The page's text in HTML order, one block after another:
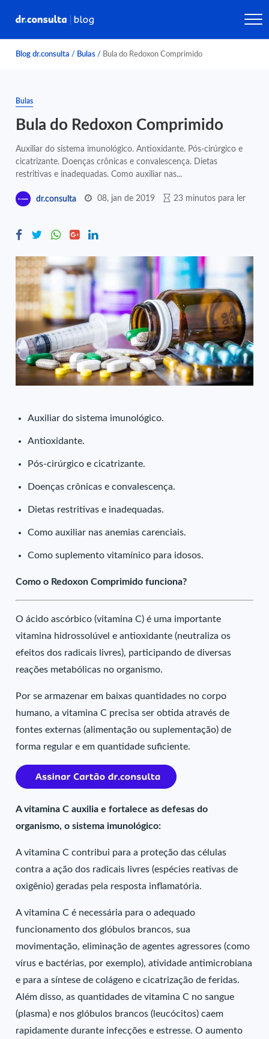
Blog dr.consulta / Bulas / Bula do Redoxon Comprimido
Bulas
Bula do Redoxon Comprimido
Auxiliar do sistema imunológico. Antioxidante. Pós-cirúrgico e
cicatrizante. Doenças crônicas e convalescença. Dietas
restritivas e inadequadas. Como auxiliar nas...
dr.consulta 08, jan de 2019 23 minutos para ler
Auxiliar do sistema imunológico.
Antioxidante.
Pós-cirúrgico e cicatrizante.
Doenças crônicas e convalescença.
Dietas restritivas e inadequadas.
Como auxiliar nas anemias carenciais.
Como suplemento vitamínico para idosos.
Como o Redoxon Comprimido funciona?
O ácido ascórbico (vitamina C) é uma importante
vitamina hidrossolúvel e antioxidante (neutraliza os
efeitos dos radicais livres), participando de diversas
reações metabólicas no organismo.
Por se armazenar em baixas quantidades no corpo
humano, a vitamina C precisa ser obtida através de
fontes externas (alimentação ou suplementação) de
forma regular e em quantidade suficiente.
A vitamina C auxilia e fortalece as defesas do
organismo, o sistema imunológico:
A vitamina C contribui para a proteção das células
contra a ação dos radicais livres (espécies reativas de
oxigênio) geradas pela resposta inflamatória.
A vitamina C é necessária para o adequado
funcionamento dos glóbulos brancos, sua
movimentação, eliminação de agentes agressores (como
vírus e bactérias, por exemplo), atividade antimicrobiana
e para a síntese de colágeno e cicatrização de feridas.
Além disso, as quantidades de vitamina C no sangue
(plasma) e nos glóbulos brancos (leucócitos) caem
rapidamente durante infecções e estresse. O aumento